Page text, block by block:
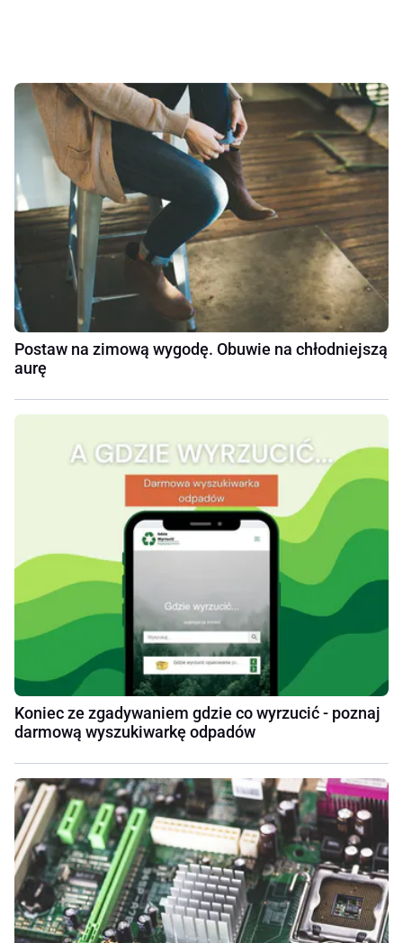
Postaw na zimową wygodę. Obuwie na chłodniejszą
aurę
Koniec ze zgadywaniem gdzie co wyrzucić - poznaj
darmową wyszukiwarkę odpadów